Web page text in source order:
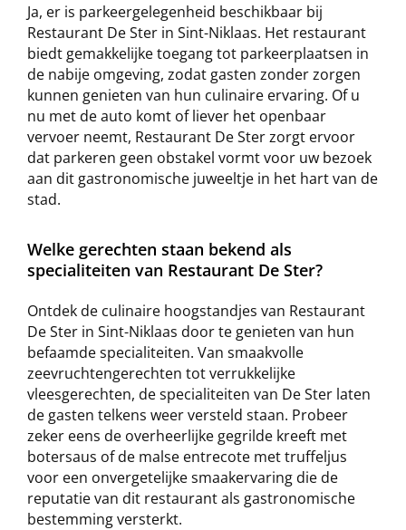
Ja, er is parkeergelegenheid beschikbaar bij
Restaurant De Ster in Sint-Niklaas. Het restaurant
biedt gemakkelijke toegang tot parkeerplaatsen in
de nabije omgeving, zodat gasten zonder zorgen
kunnen genieten van hun culinaire ervaring. Of u
nu met de auto komt of liever het openbaar
vervoer neemt, Restaurant De Ster zorgt ervoor
dat parkeren geen obstakel vormt voor uw bezoek
aan dit gastronomische juweeltje in het hart van de
stad.
Welke gerechten staan bekend als
specialiteiten van Restaurant De Ster?
Ontdek de culinaire hoogstandjes van Restaurant
De Ster in Sint-Niklaas door te genieten van hun
befaamde specialiteiten. Van smaakvolle
zeevruchtengerechten tot verrukkelijke
vleesgerechten, de specialiteiten van De Ster laten
de gasten telkens weer versteld staan. Probeer
zeker eens de overheerlijke gegrilde kreeft met
botersaus of de malse entrecote met truffeljus
voor een onvergetelijke smaakervaring die de
reputatie van dit restaurant als gastronomische
bestemming versterkt.